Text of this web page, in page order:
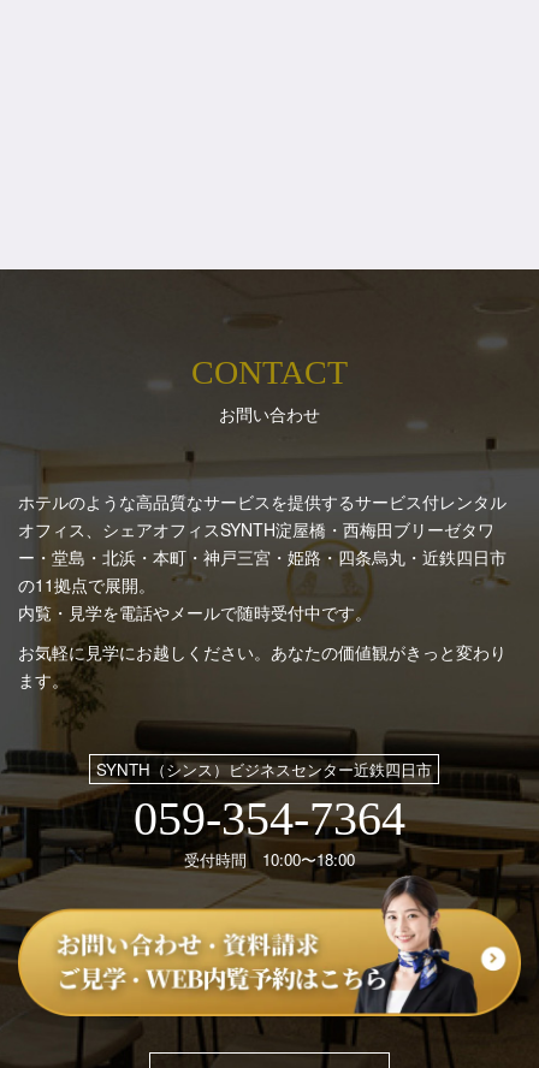
CONTACT
お問い合わせ
ホテルのような高品質なサービスを提供するサービス付レンタル
オフィス、シェアオフィスSYNTH淀屋橋・西梅田ブリーゼタワ
ー・堂島・北浜・本町・神戸三宮・姫路・四条烏丸・近鉄四日市
の11拠点で展開。
内覧・見学を電話やメールで随時受付中です。
お気軽に見学にお越しください。あなたの価値観がきっと変わり
ます。
SYNTH（シンス）ビジネスセンター近鉄四日市
059-354-7364
受付時間 10:00〜18:00